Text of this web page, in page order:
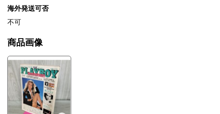
落札後48時間以内にご連絡がない場合、5日以内にご入金いただけ
ない場合はご購入を取り消させて頂く場合があります。
■I■同梱発送について■I■
同梱発送は対応しておりません。
海外発送可否
不可
商品画像